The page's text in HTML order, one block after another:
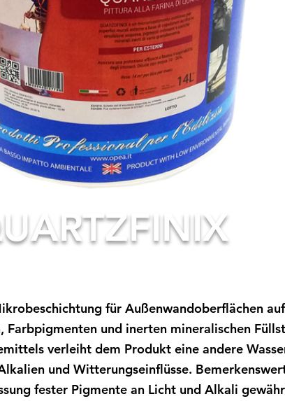
für Außenwandoberflächen
und inerten mineralischen
verleiht dem Produkt eine andere
und Witterungseinflüsse.
fester Pigmente an Licht und Alkali